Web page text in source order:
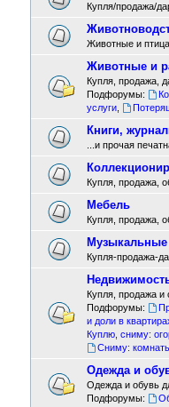
Купля/продажа/
Животные и
Животные и
Купля, продажа,
Подфорумы:
услуги,
Книги,
...и прочая
Купля, продажа,
Мебель
Купля, продажа,
Купля-продажа-
Купля, продажа и
Подфорумы:
и доли в
Куплю, сниму:
Сниму:
Одежда и
Одежда и обувь
Подфорумы: